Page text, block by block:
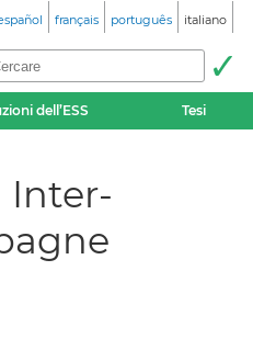
français português italiano
dell’ESS Tesi
Inter-